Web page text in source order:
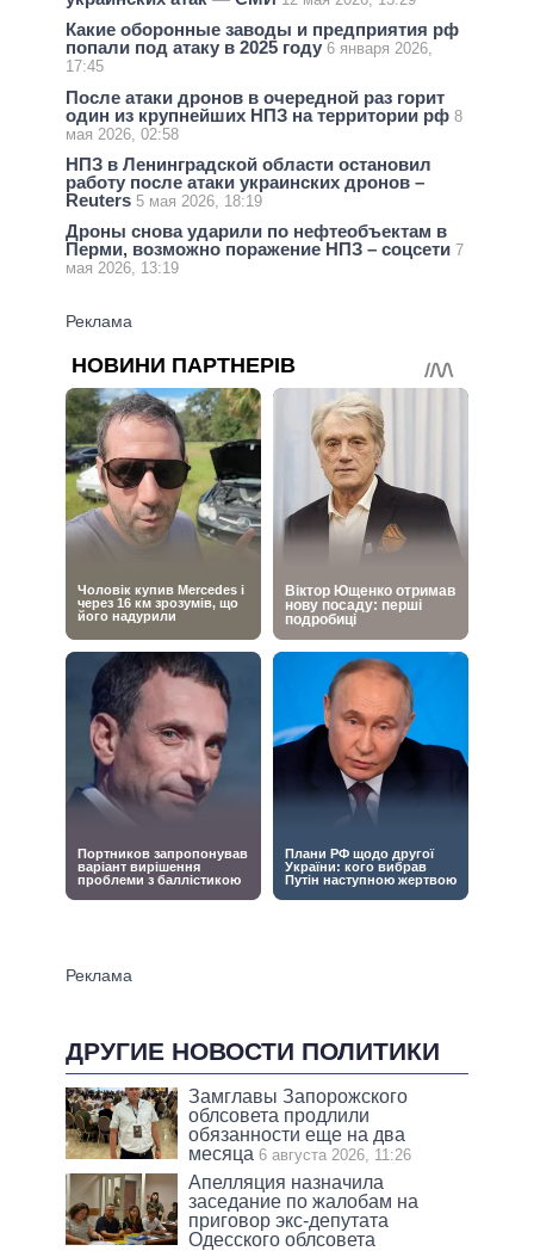
Какие оборонные заводы и предприятия рф
попали под атаку в 2025 году 6 января 2026,
17:45
После атаки дронов в очередной раз горит
один из крупнейших НПЗ на территории рф 8
мая 2026, 02:58
НПЗ в Ленинградской области остановил
работу после атаки украинских дронов –
Reuters 5 мая 2026, 18:19
Дроны снова ударили по нефтеобъектам в
Перми, возможно поражение НПЗ – соцсети 7
мая 2026, 13:19
ДРУГИЕ НОВОСТИ ПОЛИТИКИ
Замглавы Запорожского
облсовета продлили
обязанности еще на два
месяца 6 августа 2026, 11:26
Апелляция назначила
заседание по жалобам на
приговор экс-депутата
Одесского облсовета